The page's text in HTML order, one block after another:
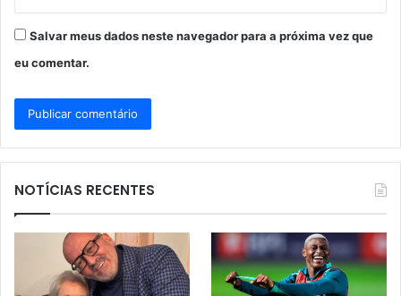
Salvar meus dados neste navegador para a próxima vez que
eu comentar.
NOTÍCIAS RECENTES